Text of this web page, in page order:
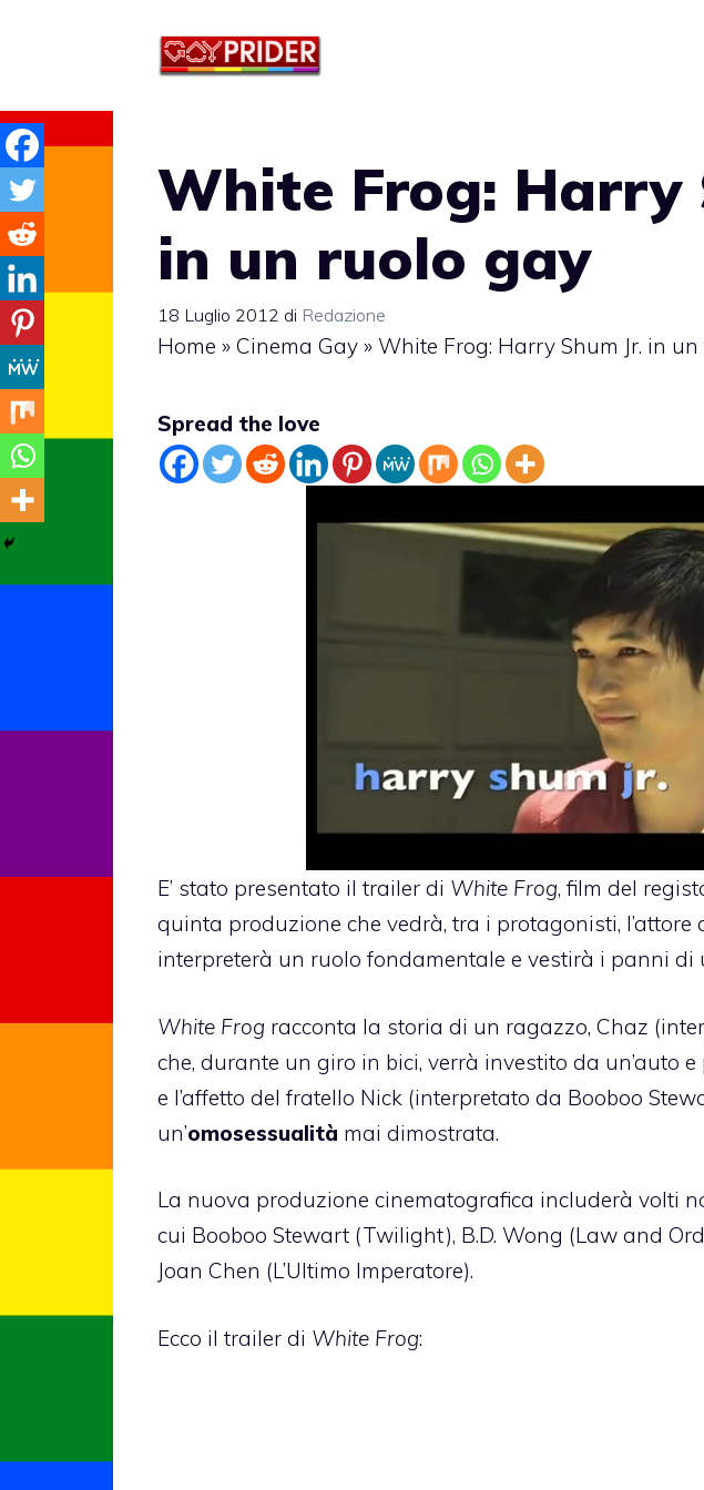
White Frog: Harry
in un ruolo gay
18 Luglio 2012 di Redazione
Home » Cinema Gay » White Frog: Harry Shum Jr. in
Spread the love
E’ stato presentato il trailer di White Frog, film del
quinta produzione che vedrà, tra i protagonisti, l’attore
interpreterà un ruolo fondamentale e vestirà i panni di
White Frog racconta la storia di un ragazzo, Chaz
che, durante un giro in bici, verrà investito da un’auto
e l’affetto del fratello Nick (interpretato da Booboo
un’omosessualità mai dimostrata.
La nuova produzione cinematografica includerà volti
cui Booboo Stewart (Twilight), B.D. Wong (Law and
Joan Chen (L’Ultimo Imperatore).
Ecco il trailer di White Frog: